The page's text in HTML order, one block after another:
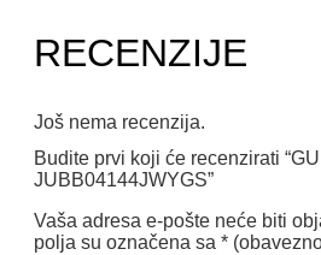
RECENZIJE
Još nema recenzija.
Budite prvi koji će recenzirati
JUBB04144JWYGS”
Vaša adresa e-pošte neće biti
polja su označena sa *